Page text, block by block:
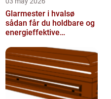
Glarmester i hvalsø
sådan får du holdbare og
energieffektive